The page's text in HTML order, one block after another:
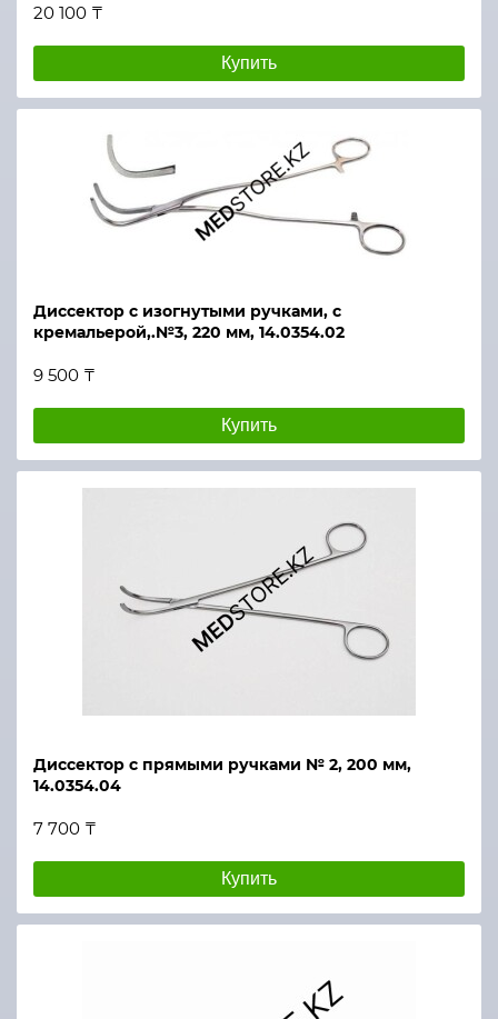
20 100 ₸
Купить
Диссектор с изогнутыми ручками, с
кремальерой,.№3, 220 мм, 14.0354.02
9 500 ₸
Купить
Диссектор с прямыми ручками № 2, 200 мм,
14.0354.04
7 700 ₸
Купить